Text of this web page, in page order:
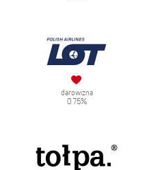
darowizna
0.75%